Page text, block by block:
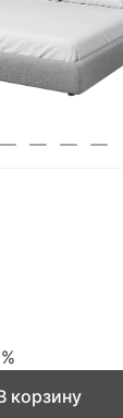
корзину